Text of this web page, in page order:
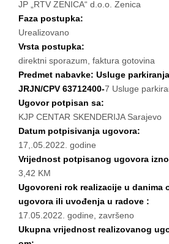
JP „RTV ZENICA“ d.o.o. Zenica
Faza postupka:
Urealizovano
Vrsta postupka:
direktni sporazum, faktura gotovina
Predmet nabavke: Usluge parkiranja
JRJN/CPV 63712400-7 Usluge
Ugovor potpisan sa:
KJP CENTAR SKENDERIJA Sarajevo
Datum potpisivanja ugovora:
17,.05.2022. godine
Vrijednost potpisanog ugovora
3,42 KM
Ugovoreni rok realizacije u danima
ugovora ili uvođenja u radove :
17.05.2022. godine, završeno
Ukupna vrijednost realizovanog